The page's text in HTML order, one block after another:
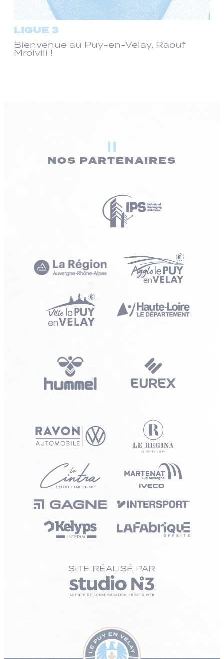
LIGUE 3
Bienvenue au Puy-en-Velay, Raouf
Mroivili !
NOS PARTENAIRES
SITE RÉALISÉ PAR